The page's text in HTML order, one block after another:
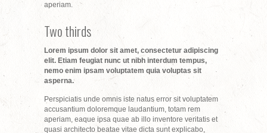
aperiam.
Two thirds
Lorem ipsum dolor sit amet, consectetur adipiscing
elit. Etiam feugiat nunc ut nibh interdum tempus,
nemo enim ipsam voluptatem quia voluptas sit
asperna.
Perspiciatis unde omnis iste natus error sit voluptatem
accusantium doloremque laudantium, totam rem
aperiam, eaque ipsa quae ab illo inventore veritatis et
quasi architecto beatae vitae dicta sunt explicabo,